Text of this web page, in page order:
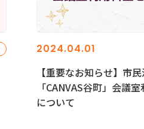
2024.04.01
【重要なお知らせ】市
「CANVAS谷町」会議
について